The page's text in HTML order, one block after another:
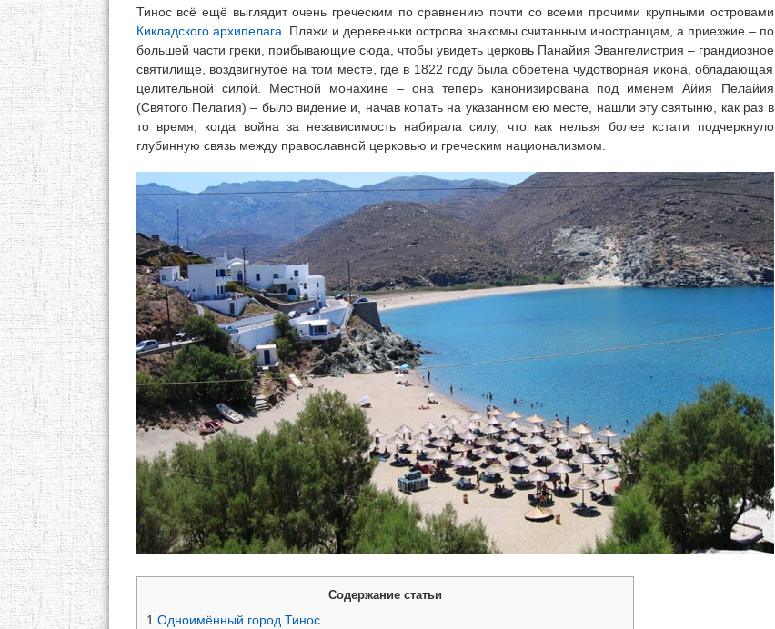
Тинос всё ещё выглядит очень греческим по сравнению почти со всеми прочими крупными островами
Кикладского архипелага . Пляжи и деревеньки острова знакомы считанным иностранцам, а приезжие – по
большей части греки, прибывающие сюда, чтобы увидеть церковь Панайия Эвангелистрия – грандиозное
святилище, воздвигнутое на том месте, где в 1822 году была обретена чудотворная икона, обладающая
целительной силой. Местной монахине – она теперь канонизирована под именем Айия Пелайия
(Святого Пелагия) – было видение и, начав копать на указанном ею месте, нашли эту святыню, как раз в
то время, когда война за независимость набирала силу, что как нельзя более кстати подчеркнуло
глубинную связь между православной церковью и греческим национализмом.
Содержание статьи
1 Одноимённый город Тинос